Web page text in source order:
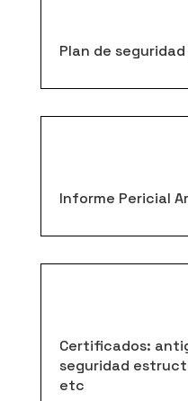
Plan de
Informe Pericial
Certificados:
seguridad
etc